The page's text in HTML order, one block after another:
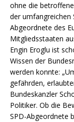
ohne die
der umfangreichen
Abgeordnete des
Mitgliedsstaaten
Engin Eroglu ist
Wissen der
werden konnte:
gefährden,
Bundeskanzler
Politiker. Ob die
SPD-Abgeordnete